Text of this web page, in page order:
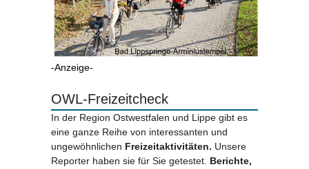
-Anzeige-
OWL-Freizeitcheck
In der Region Ostwestfalen und Lippe gibt es
eine ganze Reihe von interessanten und
ungewöhnlichen Freizeitaktivitäten. Unsere
Reporter haben sie für Sie getestet. Berichte,